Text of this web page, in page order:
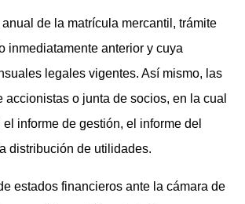
de la matrícula mercantil, trámite
inmediatamente anterior y cuya
legales vigentes. Así mismo, las
o junta de socios, en la cual
informe de gestión, el informe del
distribución de utilidades.
estados financieros ante la cámara de